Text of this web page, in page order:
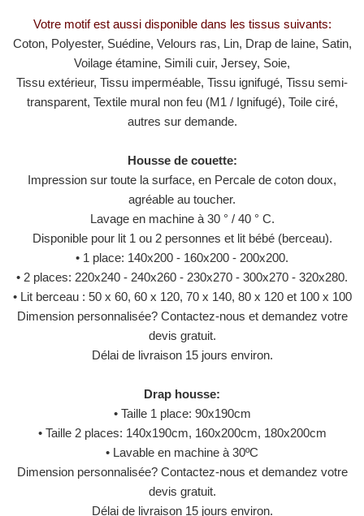
Votre motif est aussi disponible dans les tissus suivants:
Coton, Polyester, Suédine, Velours ras, Lin, Drap de laine, Satin,
Voilage étamine, Simili cuir, Jersey, Soie,
Tissu extérieur, Tissu imperméable, Tissu ignifugé, Tissu semi-
transparent, Textile mural non feu (M1 / ​​Ignifugé), Toile ciré,
autres sur demande.
Housse de couette:
Impression sur toute la surface, en Percale de coton doux,
agréable au toucher.
Lavage en machine à 30 ° / 40 ° C.
Disponible pour lit 1 ou 2 personnes et lit bébé (berceau).
• 1 place: 140x200 - 160x200 - 200x200.
• 2 places: 220x240 - 240x260 - 230x270 - 300x270 - 320x280.
• Lit berceau : 50 x 60, 60 x 120, 70 x 140, 80 x 120 et 100 x 100
Dimension personnalisée? Contactez-nous et demandez votre
devis gratuit.
Délai de livraison 15 jours environ.
Drap housse:
• Taille 1 place: 90x190cm
• Taille 2 places: 140x190cm, 160x200cm, 180x200cm
• Lavable en machine à 30ºC
Dimension personnalisée? Contactez-nous et demandez votre
devis gratuit.
Délai de livraison 15 jours environ.